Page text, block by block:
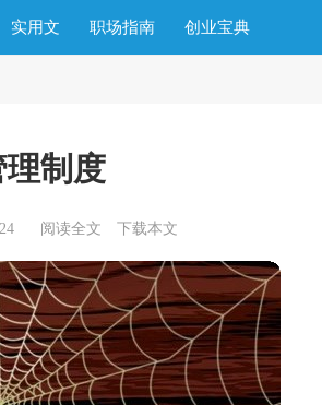
实用文 职场指南 创业宝典
制度
阅读全文 下载本文